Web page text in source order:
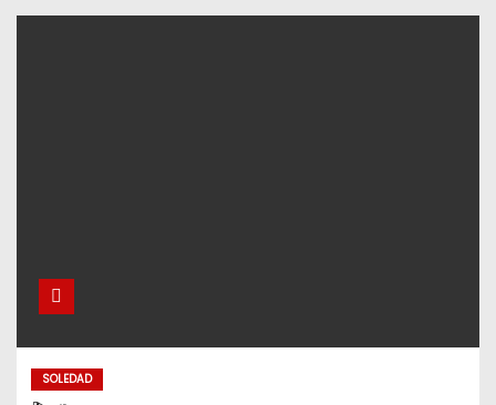
SOLEDAD